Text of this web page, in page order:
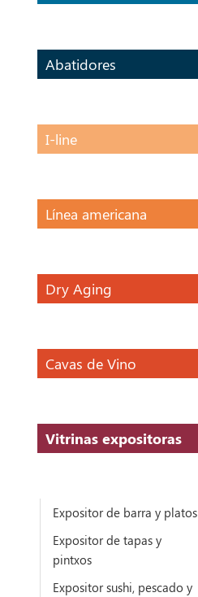
Abatidores
I-line
Línea americana
Dry Aging
Cavas de Vino
Vitrinas expositoras
Expositor de barra y platos
Expositor de tapas y
pintxos
Expositor sushi, pescado y